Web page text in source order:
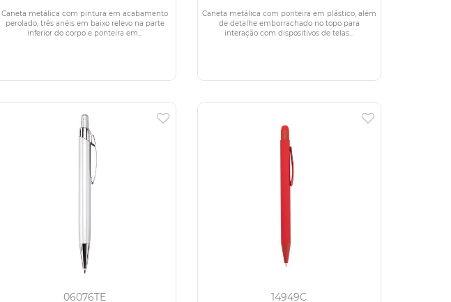
Caneta metálica com pintura em acabamento
perolado, três anéis em baixo relevo na parte
inferior do corpo e ponteira em...
Caneta metálica com ponteira em plástico, além
de detalhe emborrachado no topo para
interação com dispositivos de telas...
06076TE 14949C